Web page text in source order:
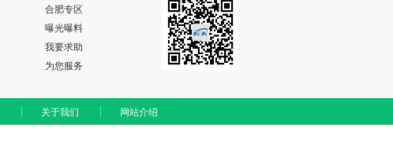
合肥专区
曝光曝料
我要求助
为您服务
关于我们 网站介绍